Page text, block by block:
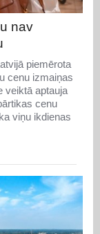
nav
piemērota
cenu izmaiņas
veiktā aptauja
cenu
viņu ikdienas